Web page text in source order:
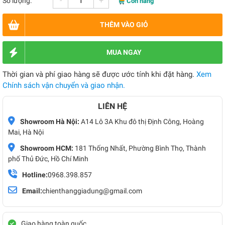
THÊM VÀO GIỎ
MUA NGAY
Thời gian và phí giao hàng sẽ được ước tính khi đặt hàng. Xem
Chính sách vận chuyển và giao nhận.
LIÊN HỆ
Showroom Hà Nội: A14 Lô 3A Khu đô thị Định Công, Hoàng
Mai, Hà Nội
Showroom HCM: 181 Thống Nhất, Phường Bình Thọ, Thành
phố Thủ Đức, Hồ Chí Minh
Hotline:0968.398.857
Email:chienthanggiadung@gmail.com
Giao hàng toàn quốc